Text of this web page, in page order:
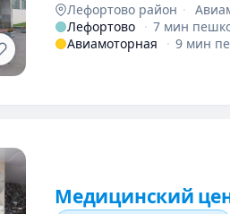
Лефортово район ·
Лефортово · 7 мин
Авиамоторная
· 9 мин
Медицинский